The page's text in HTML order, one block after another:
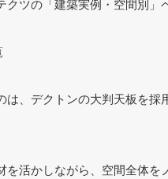
クツの「建築実例・空間別
は、デクトンの大判天板を
を活かしながら、空間全体